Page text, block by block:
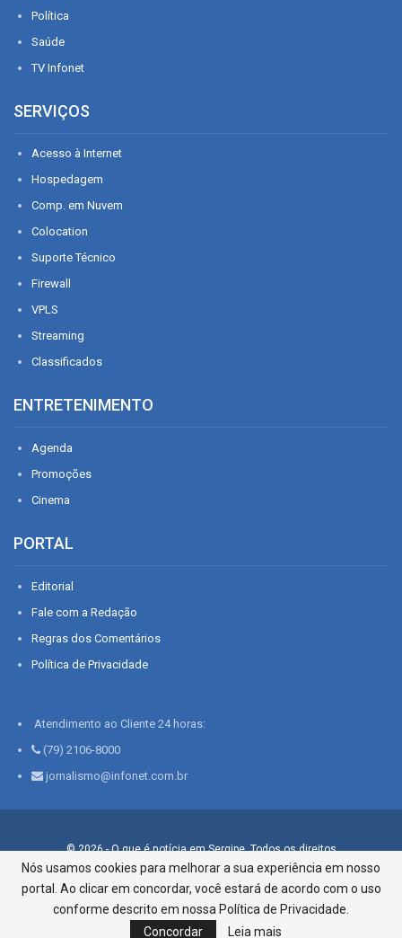
Política
Saúde
TV Infonet
SERVIÇOS
Acesso à Internet
Hospedagem
Comp. em Nuvem
Colocation
Suporte Técnico
Firewall
VPLS
Streaming
Classificados
ENTRETENIMENTO
Agenda
Promoções
Cinema
PORTAL
Editorial
Fale com a Redação
Regras dos Comentários
Política de Privacidade
Atendimento ao Cliente 24 horas:
(79) 2106-8000
jornalismo@infonet.com.br
© 2026 - O que é notícia em Sergipe. Todos os direitos
reservados.
Infonet - Rua Monsenhor Silveira 276, Bairro São José |
Aracaju-SE, CEP 49015-030, Fone: 79.2106.8000 - CI Centro de
Informações LTDA
Nós usamos cookies para melhorar a sua experiência em nosso
portal. Ao clicar em concordar, você estará de acordo com o uso
conforme descrito em nossa Política de Privacidade.
Concordar
Leia mais